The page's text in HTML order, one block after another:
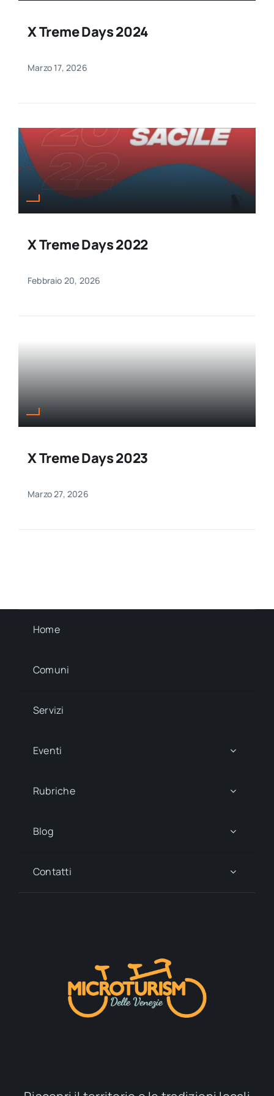
X Treme Days 2024
Marzo 17, 2026
X Treme Days 2022
Febbraio 20, 2026
X Treme Days 2023
Marzo 27, 2026
Home
Comuni
Servizi
Eventi
Rubriche
Blog
Contatti